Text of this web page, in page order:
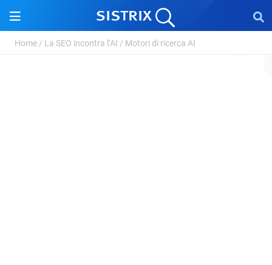
Home / La SEO incontra l’AI / Motori di ricerca AI